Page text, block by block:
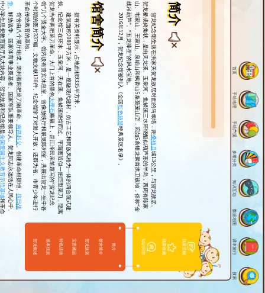
首页
手绘地理
手绘芦溪
多维分类
知识互动
数据地图
课本旅行
搜索
简介
贺龙纪念馆坐落在洪家关贺龙故居对面的马颈塔，距
桑植县
城
1
3
公
里
，
与
贺
龙
故
居
、
贺龙
桥
成
倚
角
状
，
是
由
天
龙
溪
、
玉
泉
河
、
鱼
鳞
溪
三
水
环
绕
酷
似
葫
芦
形
的
半
岛
，
四
周
有
陈
家
山、
韦
家
山
、
王
家
山
、
泉
峪
山
和
枫
香
山
5
条
葱
茏
山
峦
，
宛
如
5
条
蟠
龙
聚
首
拱
卫
该
地
，
俗
称
“
金
线吊
葫
芦
”
、
“
五
龙
捧
圣
”
的
风
水
宝
地
。
2016年12月，贺龙纪念馆被列入《全国
红色旅游
经典景区名录》。
馆舍简介
据有关资料显示，占地面积9335平方米，
建
筑
面
积
2
0
8
0
平
方
米
，
是
一
座
融
现
代
建
材
，
仿
古
工
艺
和
民
族
风
格
为
一
体
的
四
合
院
式
建
筑。
纪
念
馆
三
在
环
水
，
玉
泉
河
、
天
在
溪
、
鱼
鳞
溪
绕
馆
而
过
。
平
面
图
近
似
一
把
巨
型
菜
刀
，
隐
寓
贺龙
当
年
两
把
菜
刀
革
命
。
大
门
上
首
的
墨
色
大理石
匾
额
上
，
是
江
泽
民
亲
笔
题
写
的
“
贺
龙
纪
念
馆”
几
个
烫
金
大
字
。
馆
内
设
有
贵
宾
休
息
室
、
音
像
放
映
厅
和
展
览
陈
列
室
，
共
展
出
贺
龙
一
生
中
各
个时
期
的
图
片
3
3
7
幅
，
文
物
文
献
1
3
8
件
。
纪
念
馆
除
了
对
游
人
开
放
，
还
辟
为
省
、
市
青
少
年
进
行
革命
传
统
教
育
的
基
地
。
馆舍由八个展厅组成，陈列着两把菜刀闹革命、
南昌起义
、创建革命根据地、
抗
日
战
争
、
解
放
战
争
、
国
家
体
育
事
业
奠
基
者
、
国
家
军
队
重
要
领
导
人
、
贺
龙
同
志
永
远
活
在
人
民
心
中
、
中小
学
生
思
想
教
育
展
厅
几
大
块
内
容
。
贺
龙
故
居
和
纪
念
馆
是
全国爱国主义教育示范基地
和
革
命
我要贡献
我要收藏
知识问答
简介
馆舍简介
贺龙故居
宝贵藏品
特色活动
基本信息
贺龙概述